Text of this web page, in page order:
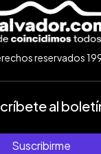
reservados
al
Suscribirme